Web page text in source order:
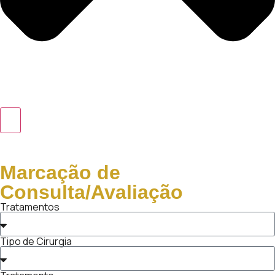
Marcação de
Consulta/Avaliação
Tratamentos
Tipo de Cirurgia